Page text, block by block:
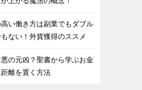
い働き方は副業でもダブル
ない！外貨獲得のススメ
の元凶？聖書から学ぶお金
離を置く方法